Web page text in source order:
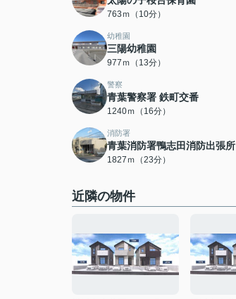
763ｍ（10分）
幼稚園
三陽幼稚園
977ｍ（13分）
警察
青葉警察署 鉄町交番
1240ｍ（16分）
消防署
青葉消防署鴨志田消防出張所
1827ｍ（23分）
近隣の物件